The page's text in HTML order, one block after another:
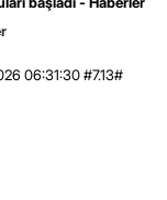
06:31:30 #7.13#